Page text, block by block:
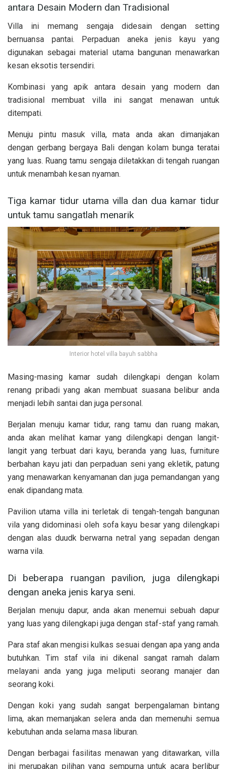
antara Desain Modern dan Tradisional
Villa ini memang sengaja didesain dengan setting
bernuansa pantai. Perpaduan aneka jenis kayu yang
digunakan sebagai material utama bangunan menawarkan
kesan eksotis tersendiri.
Kombinasi yang apik antara desain yang modern dan
tradisional membuat villa ini sangat menawan untuk
ditempati.
Menuju pintu masuk villa, mata anda akan dimanjakan
dengan gerbang bergaya Bali dengan kolam bunga teratai
yang luas. Ruang tamu sengaja diletakkan di tengah ruangan
untuk menambah kesan nyaman.
Tiga kamar tidur utama villa dan dua kamar tidur
untuk tamu sangatlah menarik
Interior hotel villa bayuh sabbha
Masing-masing kamar sudah dilengkapi dengan kolam
renang pribadi yang akan membuat suasana belibur anda
menjadi lebih santai dan juga personal.
Berjalan menuju kamar tidur, rang tamu dan ruang makan,
anda akan melihat kamar yang dilengkapi dengan langit-
langit yang terbuat dari kayu, beranda yang luas, furniture
berbahan kayu jati dan perpaduan seni yang ekletik, patung
yang menawarkan kenyamanan dan juga pemandangan yang
enak dipandang mata.
Pavilion utama villa ini terletak di tengah-tengah bangunan
vila yang didominasi oleh sofa kayu besar yang dilengkapi
dengan alas duudk berwarna netral yang sepadan dengan
warna vila.
Di beberapa ruangan pavilion, juga dilengkapi
dengan aneka jenis karya seni.
Berjalan menuju dapur, anda akan menemui sebuah dapur
yang luas yang dilengkapi juga dengan staf-staf yang ramah.
Para staf akan mengisi kulkas sesuai dengan apa yang anda
butuhkan. Tim staf vila ini dikenal sangat ramah dalam
melayani anda yang juga meliputi seorang manajer dan
seorang koki.
Dengan koki yang sudah sangat berpengalaman bintang
lima, akan memanjakan selera anda dan memenuhi semua
kebutuhan anda selama masa liburan.
Dengan berbagai fasilitas menawan yang ditawarkan, villa
ini merupakan pilihan yang sempurna untuk acara berlibur